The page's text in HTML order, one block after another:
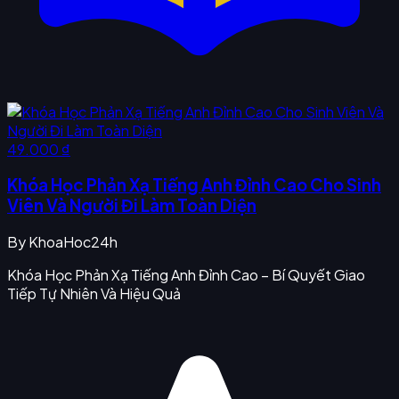
49.000 ₫
Khóa Học Phản Xạ Tiếng Anh Đỉnh Cao Cho Sinh
Viên Và Người Đi Làm Toàn Diện
ByKhoaHoc24h
Khóa Học Phản Xạ Tiếng Anh Đỉnh Cao – Bí Quyết Giao
Tiếp Tự Nhiên Và Hiệu Quả